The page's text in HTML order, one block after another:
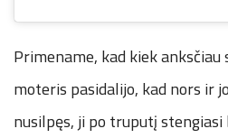
Primename, kad kiek
moteris pasidalijo, kad nors ir
nusilpęs, ji po truputį